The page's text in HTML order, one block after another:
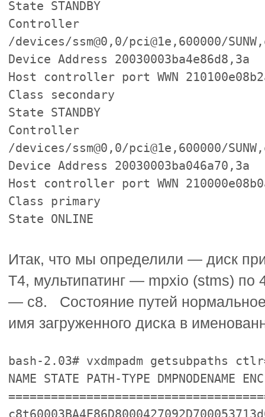
State STANDBY
Controller
/devices/ssm@0,0/pci@1e,600000/
Device Address 20030003ba4e86d8,3a
Host controller port WWN
Class secondary
State STANDBY
Controller
/devices/ssm@0,0/pci@1e,600000/
Device Address 20030003ba046a70,3a
Host controller port WWN
Class primary
State ONLINE
Итак, что мы определили — диск
T4, мультипатинг — mpxio (stms) по
— c8. Состояние путей
имя загруженного диска в
bash-2.03# vxdmpadm getsubpaths
NAME STATE PATH-TYPE DMPNODENAME